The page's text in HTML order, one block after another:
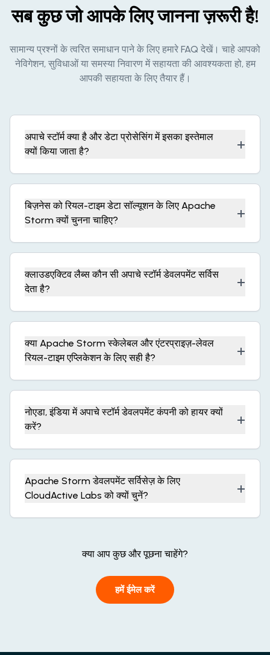
सब कुछ जो आपके लिए जानना ज़रूरी है!
सामान्य प्रश्नों के त्वरित समाधान पाने के लिए हमारे FAQ देखें। चाहे आपको
नेविगेशन, सुविधाओं या समस्या निवारण में सहायता की आवश्यकता हो, हम
आपकी सहायता के लिए तैयार हैं।
अपाचे स्टॉर्म क्या है और डेटा प्रोसेसिंग में इसका इस्तेमाल
क्यों किया जाता है?
+
बिज़नेस को रियल-टाइम डेटा सॉल्यूशन के लिए Apache
Storm क्यों चुनना चाहिए?
+
क्लाउडएक्टिव लैब्स कौन सी अपाचे स्टॉर्म डेवलपमेंट सर्विस
देता है?
+
क्या Apache Storm स्केलेबल और एंटरप्राइज़-लेवल
रियल-टाइम एप्लिकेशन के लिए सही है?
+
नोएडा, इंडिया में अपाचे स्टॉर्म डेवलपमेंट कंपनी को हायर क्यों
करें?
+
Apache Storm डेवलपमेंट सर्विसेज़ के लिए
CloudActive Labs को क्यों चुनें?
+
क्या आप कुछ और पूछना चाहेंगे?
हमें ईमेल करें